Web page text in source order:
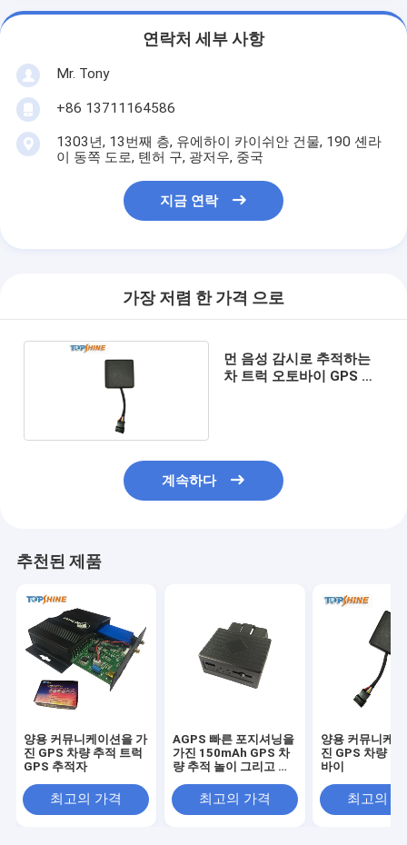
연락처 세부 사항
Mr. Tony
+86 13711164586
1303년, 13번째 층, 유에하이 카이쉬안 건물, 190 셴라
이 동쪽 도로, 톈허 구, 광저우, 중국
지금 연락
가장 저렴 한 가격 으로
먼 음성 감시로 추적하는
차 트럭 오토바이 GPS 차
계속하다
추천된 제품
양용 커뮤니케이션을 가
진 GPS 차량 추적 트럭
GPS 추적자
최고의 가격
AGPS 빠른 포지셔닝을
가진 150mAh GPS 차
량 추적 놀이 그리고 마
최고의 가격
양용 커뮤니케
진 GPS 차량 추
바이
최고의